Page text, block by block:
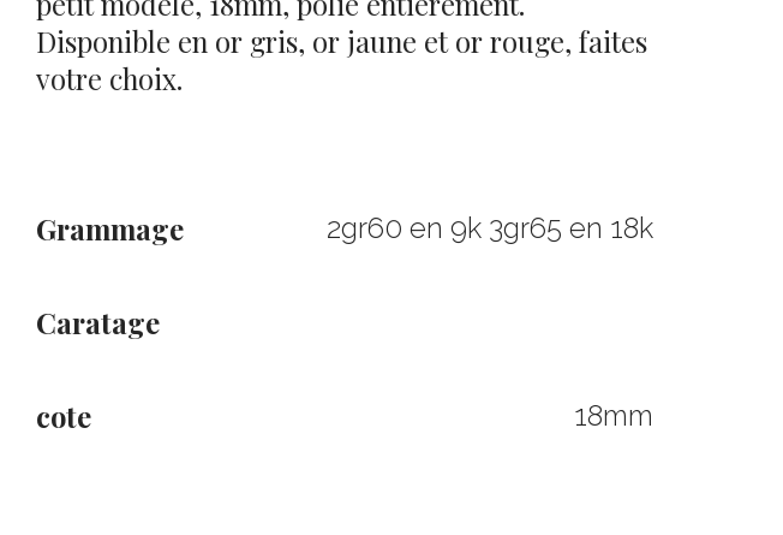
Disponible en or gris, or jaune et or rouge, faites
votre choix.
Grammage 2gr60 en 9k 3gr65 en 18k
Caratage
cote 18mm